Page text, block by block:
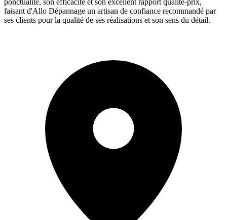
faisant d'Allo Dépannage un artisan de confiance recommandé par
ses clients pour la qualité de ses réalisations et son sens du détail.